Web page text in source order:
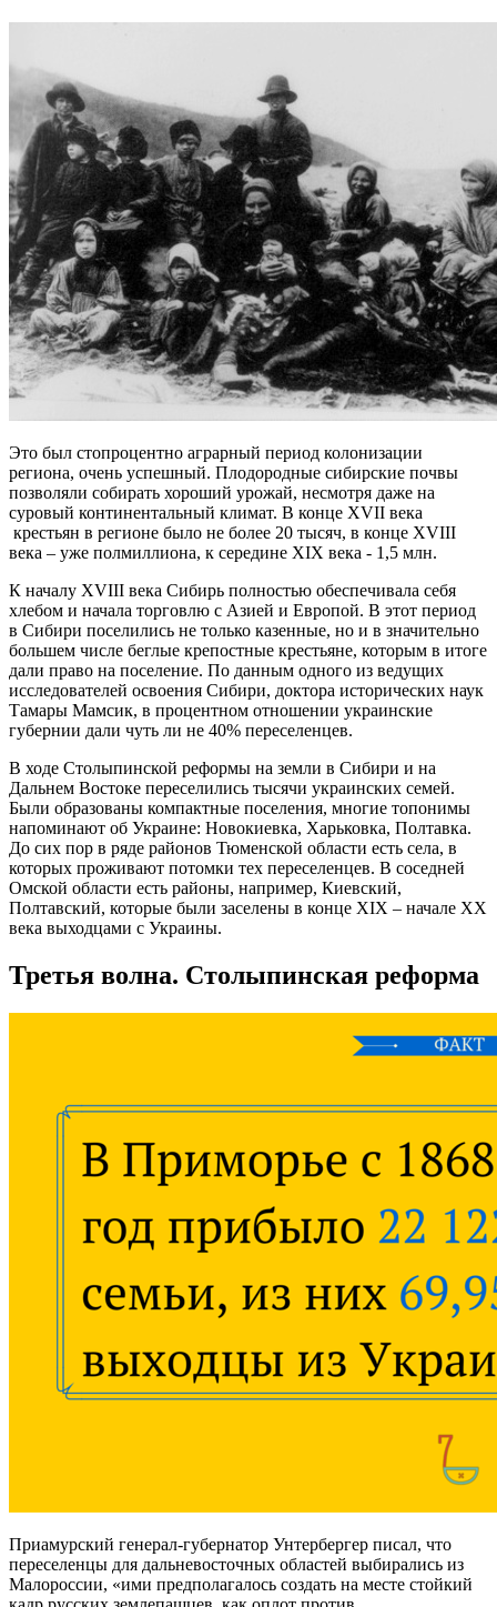
Это был стопроцентно аграрный период колонизации
региона, очень успешный. Плодородные сибирские почвы
позволяли собирать хороший урожай, несмотря даже на
суровый континентальный климат. В конце XVII века
крестьян в регионе было не более 20 тысяч, в конце XVIII
века – уже полмиллиона, к середине XIX века - 1,5 млн.
К началу XVIII века Сибирь полностью обеспечивала себя
хлебом и начала торговлю с Азией и Европой. В этот период
в Сибири поселились не только казенные, но и в значительно
большем числе беглые крепостные крестьяне, которым в итоге
дали право на поселение. По данным одного из ведущих
исследователей освоения Сибири, доктора исторических наук
Тамары Мамсик, в процентном отношении украинские
губернии дали чуть ли не 40% переселенцев.
В ходе Столыпинской реформы на земли в Сибири и на
Дальнем Востоке переселились тысячи украинских семей.
Были образованы компактные поселения, многие топонимы
напоминают об Украине: Новокиевка, Харьковка, Полтавка.
До сих пор в ряде районов Тюменской области есть села, в
которых проживают потомки тех переселенцев. В соседней
Омской области есть районы, например, Киевский,
Полтавский, которые были заселены в конце XIX – начале XX
века выходцами с Украины.
Третья волна. Столыпинская реформа
Приамурский генерал-губернатор Унтербергер писал, что
переселенцы для дальневосточных областей выбирались из
Малороссии, «ими предполагалось создать на месте стойкий